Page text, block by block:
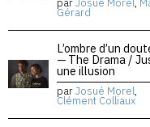
Gérard
L’ombre d’un
— The Drama /
une illusion
parJosué Morel,
Clément Colliaux